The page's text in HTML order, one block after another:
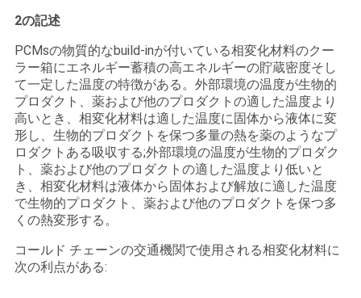
ス
場
合
地
図
PRIVACY
2の記述
PCMsの物質的なbuild-inが付いている相変化材料のクー
ラー箱にエネルギー蓄積の高エネルギーの貯蔵密度そし
て一定した温度の特徴がある。外部環境の温度が生物的
プロダクト、薬および他のプロダクトの適した温度より
高いとき、相変化材料は適した温度に固体から液体に変
形し、生物的プロダクトを保つ多量の熱を薬のようなプ
ロダクトある吸収する;外部環境の温度が生物的プロダク
ト、薬および他のプロダクトの適した温度より低いと
き、相変化材料は液体から固体および解放に適した温度
で生物的プロダクト、薬および他のプロダクトを保つ多
くの熱変形する。
コールド チェーンの交通機関で使用される相変化材料に
次の利点がある: